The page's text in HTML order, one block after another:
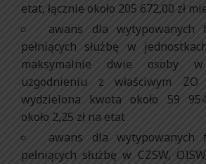
etat, łącznie około 205 672,00 zł
awans dla wytypowanych
pełniących służbę w
maksymalnie dwie osoby
uzgodnieniu z właściwym
wydzielona kwota około 59
około 2,25 zł na etat
awans dla wytypowanych
pełniących służbę w CZSW,